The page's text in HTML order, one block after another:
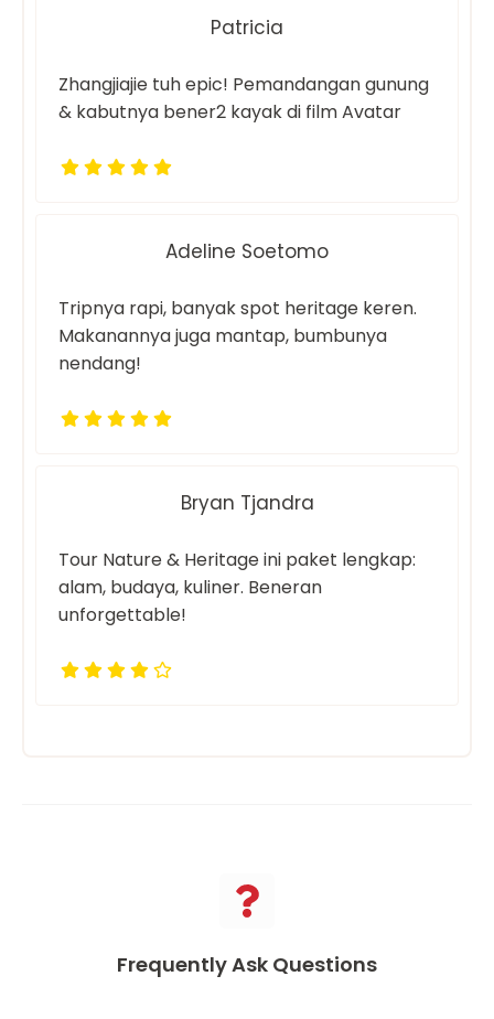
Patricia
Zhangjiajie tuh epic! Pemandangan gunung
& kabutnya bener2 kayak di film Avatar
Adeline Soetomo
Tripnya rapi, banyak spot heritage keren.
Makanannya juga mantap, bumbunya
nendang!
Bryan Tjandra
Tour Nature & Heritage ini paket lengkap:
alam, budaya, kuliner. Beneran
unforgettable!
Frequently Ask Questions